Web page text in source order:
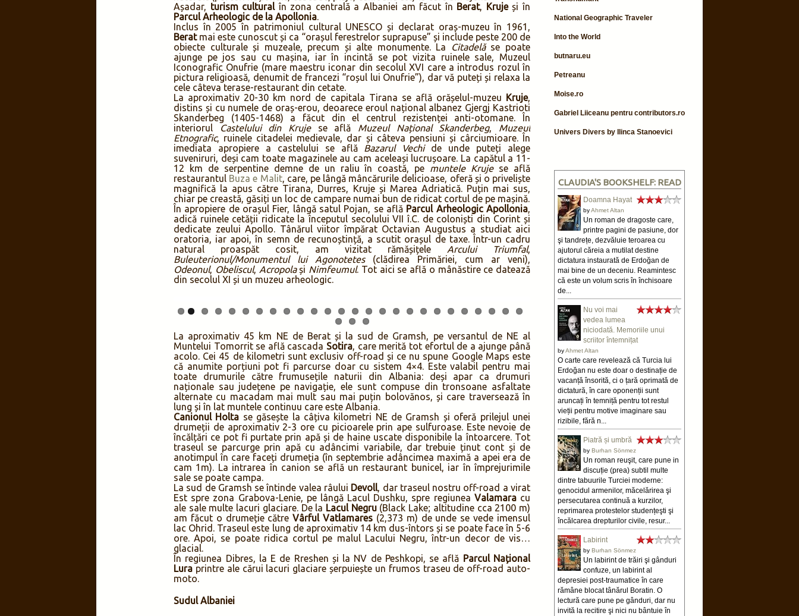
Așadar, turism culturalîn zona centrală a Albaniei am făcut în Berat, Krujeși în
Parcul Arheologic de la Apollonia.
Inclus în 2005 în patrimoniul cultural UNESCO și declarat oraș-muzeu în 1961,
Beratmai este cunoscut și ca “orașul ferestrelor suprapuse” și include peste 200 de
obiecte culturale și muzeale, precum și alte monumente. La
Citadelăse poate
ajunge pe jos sau cu mașina, iar în incintă se pot vizita ruinele sale, Muzeul
Iconografic Onufrie (mare maestru iconar din secolul XVI care a introdus rozul în
pictura religioasă, denumit de francezi “roșul lui Onufrie”), dar vă puteți și relaxa la
cele câteva terase-restaurant din cetate.
La aproximativ 20-30 km nord de capitala Tirana se află orășelul-muzeu Kruje,
distins și cu numele de oraș-erou, deoarece eroul național albanez Gjergj Kastrioti
Skanderbeg (1405-1468) a făcut din el centrul rezistenței anti-otomane. În
interiorul
Castelului din Krujese află Muzeul Național Skanderbeg, Muzeul
Etnografic, ruinele citadelei medievale, dar și câteva pensiuni și cârciumioare. În
imediata apropiere a castelului se află Bazarul Vechide unde puteți alege
suveniruri, deși cam toate magazinele au cam aceleași lucrușoare. La capătul a 11-
12 km de serpentine demne de un raliu în coastă, pe muntele Krujese află
restaurantul Buza e Malit, care, pe lângă mâncărurile delicioase, oferă și o priveliște
magnifică la apus către Tirana, Durres, Kruje și Marea Adriatică. Puțin mai sus,
chiar pe creastă, găsiți un loc de campare numai bun de ridicat cortul de pe mașină.
În apropiere de orașul Fier, lângă satul Pojan, se află Parcul Arheologic Apollonia,
adică ruinele cetății ridicate la începutul secolului VII î.C. de coloniști din Corint și
dedicate zeului Apollo. Tânărul viitor împărat Octavian Augustus a studiat aici
oratoria, iar apoi, în semn de recunoștință, a scutit orașul de taxe. Într-un cadru
natural proaspăt cosit, am vizitat rămășițele Arcului Triumfal,
Buleuterionul/Monumentul lui Agonotetes(clădirea Primăriei, cum ar veni),
Odeonul, Obeliscul, Acropolași Nimfeumul. Tot aici se află o mânăstire ce datează
din secolul XI și un muzeu arheologic.
La aproximativ 45 km NE de Berat și la sud de Gramsh, pe versantul de NE al
Muntelui Tomorrit se află cascadaSotira, care merită tot efortul de a ajunge până
acolo. Cei 45 de kilometri sunt exclusiv off-road și ce nu spune Google Maps este
că anumite porțiuni pot fi parcurse doar cu sistem 4×4. Este valabil pentru mai
toate drumurile către frumusețile naturii din Albania: deși apar ca drumuri
naționale sau județene pe navigație, ele sunt compuse din tronsoane asfaltate
alternate cu macadam mai mult sau mai puțin bolovănos, și care traversează în
lung și în lat muntele continuu care este Albania.
Canionul Holta se găsește la câțiva kilometri NE de Gramsh și oferă prilejul unei
drumeții de aproximativ 2-3 ore cu picioarele prin ape sulfuroase. Este nevoie de
încălțări ce pot fi purtate prin apă și de haine uscate disponibile la întoarcere. Tot
traseul se parcurge prin apă cu adâncimi variabile, dar trebuie ținut cont și de
anotimpul în care faceți drumeția (în septembrie adâncimea maximă a apei era de
cam 1m). La intrarea în canion se află un restaurant bunicel, iar în împrejurimile
sale se poate campa.
La sud de Gramsh se întinde valea râului Devoll, dar traseul nostru off-road a virat
Est spre zona Grabova-Lenie, pe lângă Lacul Dushku, spre regiunea Valamaracu
ale sale multe lacuri glaciare. De la Lacul Negru(Black Lake; altitudine cca 2100 m)
am făcut o drumeție cătreVârful Vatlamares (2,373 m) de unde se vede imensul
lac Ohrid. Traseul este lung de aproximativ 14 km dus-întors și se poate face în 5-6
ore. Apoi, se poate ridica cortul pe malul Lacului Negru, într-un decor de vis…
glacial.
În regiunea Dibres, la E de Rreshen și la NV de Peshkopi, se află Parcul Național
Lura printre ale cărui lacuri glaciare șerpuiește un frumos traseu de off-road auto-
moto.
Sudul Albaniei
National Geographic Traveler
Into the World
butnaru.eu
Petreanu
Moise.ro
Gabriel Liiceanu pentru contributors.ro
Univers Divers by Ilinca Stanoevici
CLAUDIA'S BOOKSHELF: READ
Doamna Hayat
byAhmet Altan
Un roman de dragoste care,
printre pagini de pasiune, dor
şi tandrețe, dezvăluie teroarea cu
ajutorul căreia a mutilat destine
dictatura instaurată de Erdoğan de
mai bine de un deceniu. Reamintesc
că este un volum scris în închisoare
de...
Nu voi mai
vedea lumea
niciodată. Memoriile unui
scriitor întemnițat
byAhmet Altan
O carte care revelează că Turcia lui
Erdoğan nu este doar o destinație de
vacanță însorită, ci o țară oprimată de
dictatură, în care oponenții sunt
aruncați în temniță pentru tot restul
vieții pentru motive imaginare sau
rizibile, fără n...
Piatră și umbră
by Burhan Sönmez
Un roman reuşit, care pune in
discuție (prea) subtil multe
dintre tabuurile Turciei moderne:
genocidul armenilor, măcelărirea şi
persecutarea continuă a kurzilor,
reprimarea protestelor studențeşti şi
încălcarea drepturilor civile, resur...
Labirint
by Burhan Sönmez
Un labirint de trăiri şi gânduri
confuze, un labirint al
depresiei post-traumatice în care
rămâne blocat tânărul Boratin. O
lectură care pune pe gânduri, dar nu
invită la recitire şi nici nu bântuie în